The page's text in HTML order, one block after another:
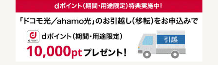
5862【見学予約】は赤い「見学予約する」をクリック♪